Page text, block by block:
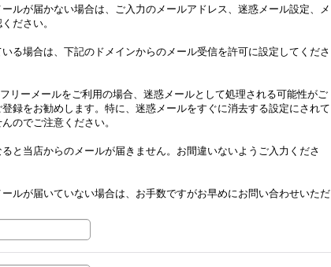
ルが届かない場合は、ご入力のメールアドレス、迷惑メール設定、メ
ださい。
る場合は、下記のドメインからのメール受信を許可に設定してくださ
リーメールをご利用の場合、迷惑メールとして処理される可能性がご
録をお勧めします。特に、迷惑メールをすぐに消去する設定にされて
のでご注意ください。
と当店からのメールが届きません。お間違いないようご入力くださ
ルが届いていない場合は、お手数ですがお早めにお問い合わせいただ